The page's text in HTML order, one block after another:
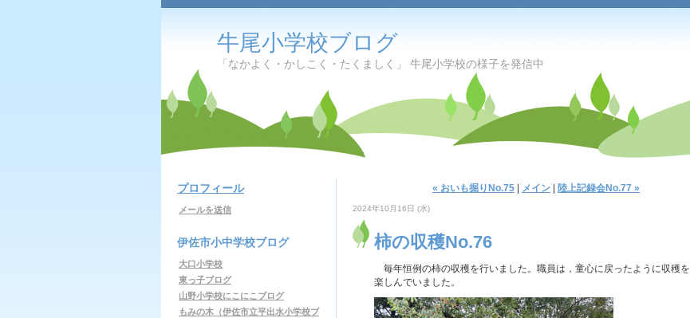
牛尾小学校ブログ
「なかよく・かしこく・たくましく」 牛尾小学校の様子を発信中
プロフィール
メールを送信
伊佐市小中学校ブログ
大口小学校
東っ子ブログ
山野小学校にこにこブログ
もみの木（伊佐市立平出水小学校ブ
« おいも掘りNo.75 メイン 陸上記録会No.77 »
2024年10月16日 (水)
柿の収穫No.76
毎年恒例の柿の収穫を行いました。職員は，童心に戻ったように収穫を
楽しんでいました。